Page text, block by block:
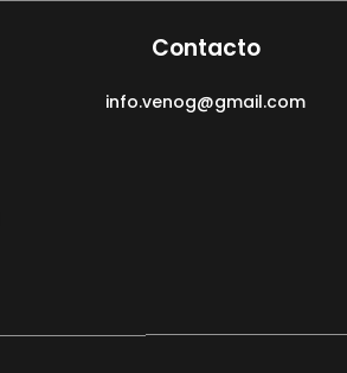
Contacto
info.venog@gmail.com